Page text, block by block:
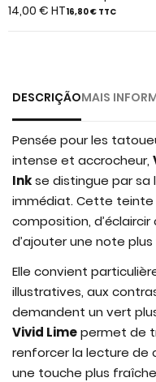
the
14,00 € HT16,80 € TTC
DESCRIÇÃOMAIS
Pensée pour les
intense et accrocheur,
Inkse distingue par
immédiat. Cette teinte
composition,
d’ajouter une note
Elle convient
illustratives, aux
demandent un vert
Vivid Limepermet de
renforcer la lecture de
une touche plus